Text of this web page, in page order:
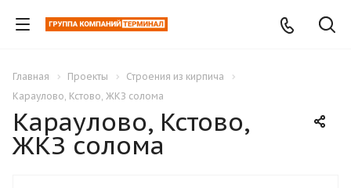
Главная Проекты
Строения из кирпича
Караулово, Кстово, ЖКЗ солома
Караулово, Кстово,
ЖКЗ солома